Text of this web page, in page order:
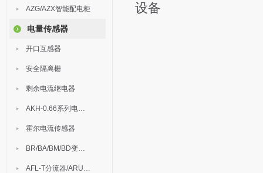
AZG/AZX智能配电柜
电量传感器
开口互感器
安全隔离栅
剩余电流继电器
AKH-0.66系列电流互感器
霍尔电流传感器
BR/BA/BM/BD变送器
AFL-T分流器/ARU浪涌保护器
设备